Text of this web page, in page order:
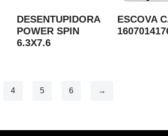
DESENTUPIDORA
POWER SPIN
6.3X7.6
ESCOVA
4 5 6 →